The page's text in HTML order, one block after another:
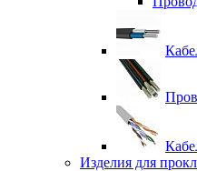
Изделия для